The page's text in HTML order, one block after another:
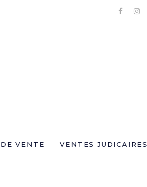
VENTE VENTES JUDICAIRES